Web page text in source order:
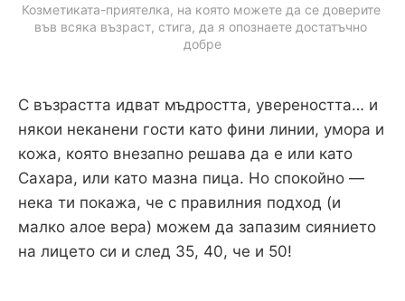
Козметиката-приятелка, на която можете да се доверите
във всяка възраст, стига, да я опознаете достатъчно
добре
С възрастта идват мъдростта, увереността… и
някои неканени гости като фини линии, умора и
кожа, която внезапно решава да е или като
Сахара, или като мазна пица. Но спокойно —
нека ти покажа, че с правилния подход (и
малко алое вера) можем да запазим сиянието
на лицето си и след 35, 40, че и 50!